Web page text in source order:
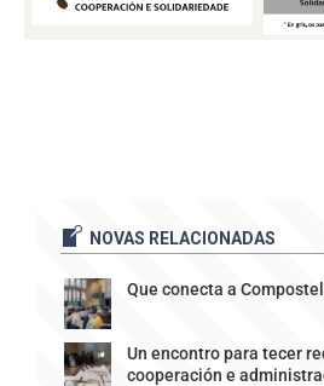
NOVAS RELACIONADAS
Que conecta a
Un encontro para tecer
cooperación e